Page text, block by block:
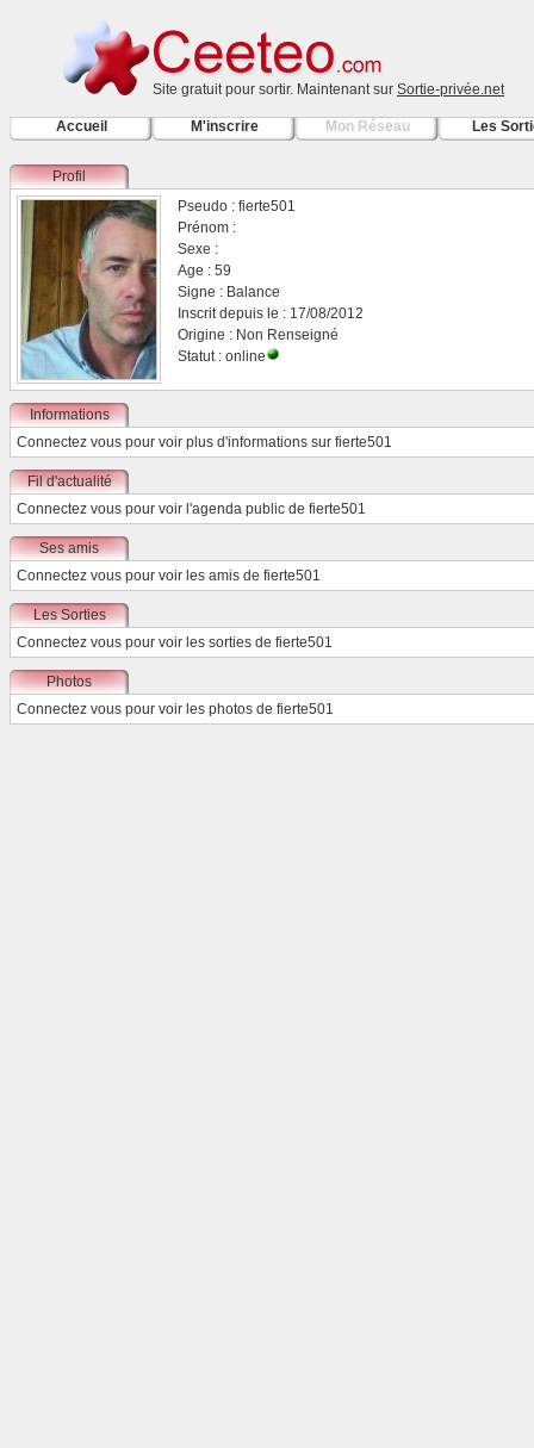
Site gratuit pour sortir. Maintenant sur Sortie-privée.net
Accueil M'inscrire Mon Réseau Les
Profil
Pseudo : fierte501
Prénom :
Sexe :
Age : 59
Signe : Balance
Inscrit depuis le : 17/08/2012
Origine : Non Renseigné
Statut : online
Informations
Connectez vous pour voir plus d'informations sur fierte501
Fil d'actualité
Connectez vous pour voir l'agenda public de fierte501
Ses amis
Connectez vous pour voir les amis de fierte501
Les Sorties
Connectez vous pour voir les sorties de fierte501
Photos
Connectez vous pour voir les photos de fierte501